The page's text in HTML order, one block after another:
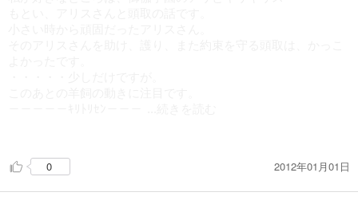
新年、あけましておめでとうございます。
今日から1年で300冊は読みたいと思います＾＾
0 2012年01月01日